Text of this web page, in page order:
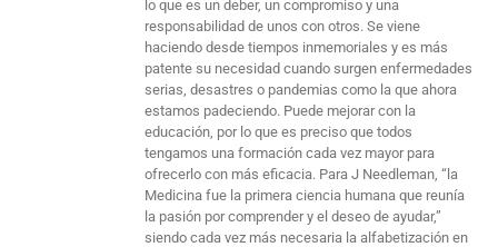
lo que es un deber, un compromiso y una
responsabilidad de unos con otros. Se viene
haciendo desde tiempos inmemoriales y es más
patente su necesidad cuando surgen enfermedades
serias, desastres o pandemias como la que ahora
estamos padeciendo. Puede mejorar con la
educación, por lo que es preciso que todos
tengamos una formación cada vez mayor para
ofrecerlo con más eficacia. Para J Needleman, “la
Medicina fue la primera ciencia humana que reunía
la pasión por comprender y el deseo de ayudar,”
siendo cada vez más necesaria la alfabetización en